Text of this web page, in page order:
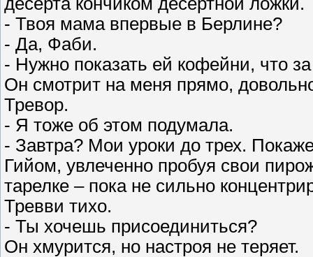
- Твоя мама впервые в Берлине?
- Да, Фаби.
- Нужно показать ей кофейни, что
Он смотрит на меня прямо,
Тревор.
- Я тоже об этом подумала.
- Завтра? Мои уроки до трех.
Гийом, увлеченно пробуя свои
тарелке – пока не сильно
Тревви тихо.
- Ты хочешь присоединиться?
Он хмурится, но настроя не теряет.